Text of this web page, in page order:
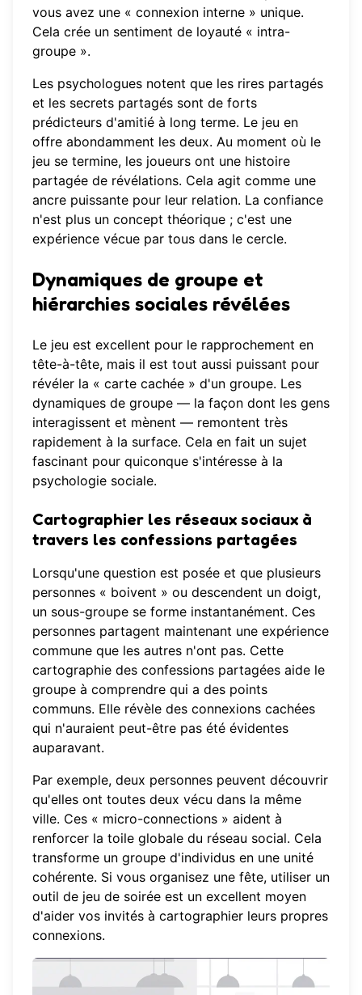
vous avez une « connexion interne » unique.
Cela crée un sentiment de loyauté « intra-
groupe ».
Les psychologues notent que les rires partagés
et les secrets partagés sont de forts
prédicteurs d'amitié à long terme. Le jeu en
offre abondamment les deux. Au moment où le
jeu se termine, les joueurs ont une histoire
partagée de révélations. Cela agit comme une
ancre puissante pour leur relation. La confiance
n'est plus un concept théorique ; c'est une
expérience vécue par tous dans le cercle.
Dynamiques de groupe et
hiérarchies sociales révélées
Le jeu est excellent pour le rapprochement en
tête-à-tête, mais il est tout aussi puissant pour
révéler la « carte cachée » d'un groupe. Les
dynamiques de groupe — la façon dont les gens
interagissent et mènent — remontent très
rapidement à la surface. Cela en fait un sujet
fascinant pour quiconque s'intéresse à la
psychologie sociale.
Cartographier les réseaux sociaux à
travers les confessions partagées
Lorsqu'une question est posée et que plusieurs
personnes « boivent » ou descendent un doigt,
un sous-groupe se forme instantanément. Ces
personnes partagent maintenant une expérience
commune que les autres n'ont pas. Cette
cartographie des confessions partagées aide le
groupe à comprendre qui a des points
communs. Elle révèle des connexions cachées
qui n'auraient peut-être pas été évidentes
auparavant.
Par exemple, deux personnes peuvent découvrir
qu'elles ont toutes deux vécu dans la même
ville. Ces « micro-connections » aident à
renforcer la toile globale du réseau social. Cela
transforme un groupe d'individus en une unité
cohérente. Si vous organisez une fête, utiliser un
outil de jeu de soirée est un excellent moyen
d'aider vos invités à cartographier leurs propres
connexions.